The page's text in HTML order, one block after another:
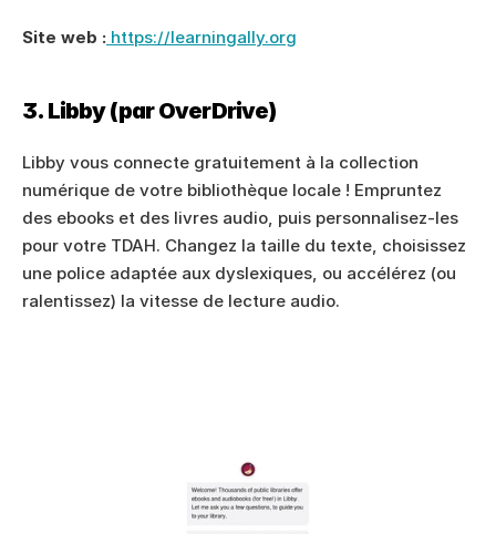
Site web : https://learningally.org
3. Libby (par OverDrive)
Libby vous connecte gratuitement à la collection
numérique de votre bibliothèque locale ! Empruntez
des ebooks et des livres audio, puis personnalisez-les
pour votre TDAH. Changez la taille du texte, choisissez
une police adaptée aux dyslexiques, ou accélérez (ou
ralentissez) la vitesse de lecture audio.